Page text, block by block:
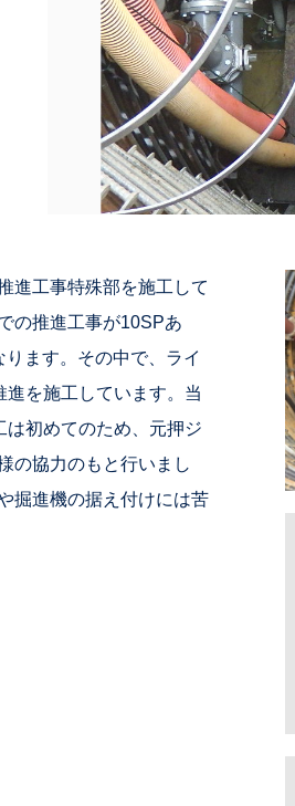
進工事特殊部を施工して
の推進工事が10SPあ
ます。その中で、ライ
を施工しています。当
初めてのため、元押ジ
の協力のもと行いまし
掘進機の据え付けには苦